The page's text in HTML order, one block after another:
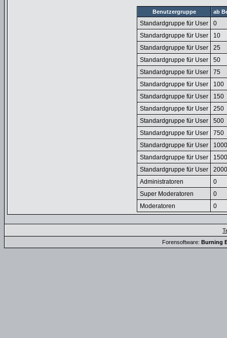
Benutzergruppe ab
Standardgruppe für User
0
Standardgruppe für User
10
Standardgruppe für User
25
Standardgruppe für User
50
Standardgruppe für User
75
Standardgruppe für User
100
Standardgruppe für User
150
Standardgruppe für User
250
Standardgruppe für User
500
Standardgruppe für User
750
Standardgruppe für User
1000
Standardgruppe für User
1500
Standardgruppe für User
2000
Administratoren
0
Super Moderatoren
0
Moderatoren
0
Forensoftware: Burning